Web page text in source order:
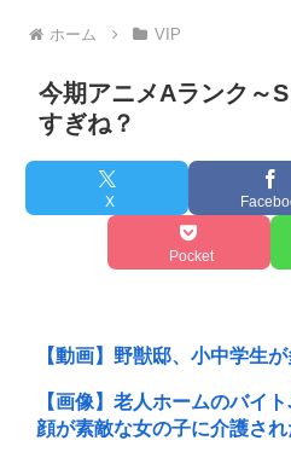
ホーム VIP
今期アニメAランク～
すぎね？
X
Pocket
【動画】野獣邸、小中学生
【画像】老人ホームのバイ
顔が素敵な女の子に介護さ